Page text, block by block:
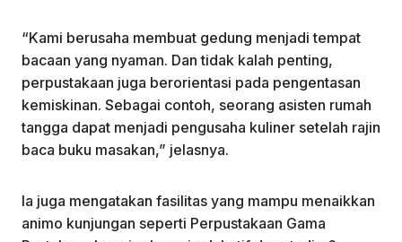
“Kami berusaha membuat gedung menjadi tempat
bacaan yang nyaman. Dan tidak kalah penting,
perpustakaan juga berorientasi pada pengentasan
kemiskinan. Sebagai contoh, seorang asisten rumah
tangga dapat menjadi pengusaha kuliner setelah rajin
baca buku masakan,” jelasnya.
Ia juga mengatakan fasilitas yang mampu menaikkan
animo kunjungan seperti Perpustakaan Gama